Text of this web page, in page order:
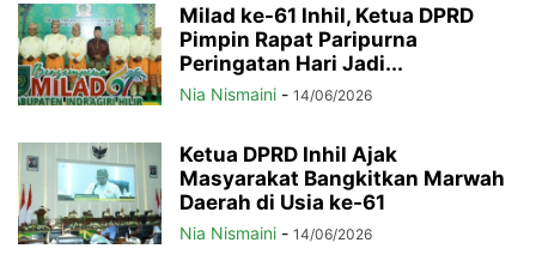
Milad ke-61 Inhil, Ketua DPRD
Pimpin Rapat Paripurna
Peringatan Hari Jadi...
Nia Nismaini - 14/06/2026
Ketua DPRD Inhil Ajak
Masyarakat Bangkitkan Marwah
Daerah di Usia ke-61
Nia Nismaini - 14/06/2026